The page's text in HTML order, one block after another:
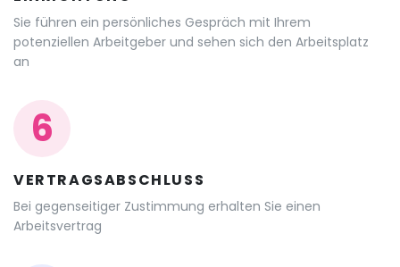
Sie führen ein persönliches Gespräch mit Ihrem
potenziellen Arbeitgeber und sehen sich den Arbeitsplatz
an
6
VERTRAGSABSCHLUSS
Bei gegenseitiger Zustimmung erhalten Sie einen
Arbeitsvertrag